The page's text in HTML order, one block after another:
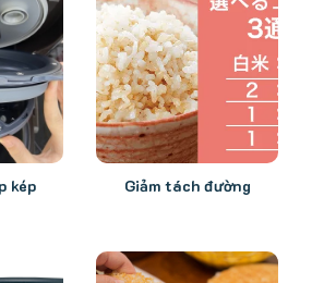
kép Giảm tách đường